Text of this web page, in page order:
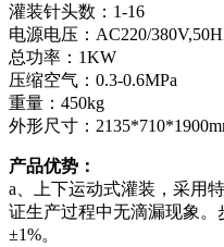
灌装针头数：1-16
电源电压：AC220/
总功率：1KW
压缩空气：0.3-0.6MPa
重量：450kg
外形尺寸：
产品优势：
a、上下运动式灌装，采用
证生产过程中无滴漏现象
±1%。